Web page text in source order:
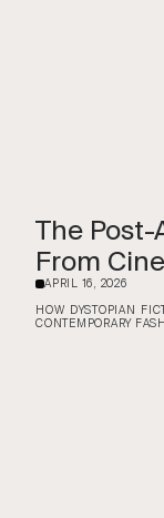
The
From
APRIL 16, 2026
HOW DYSTOPIAN
CONTEMPORARY